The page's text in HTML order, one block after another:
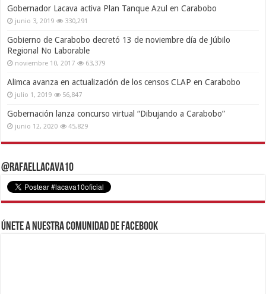
Gobernador Lacava activa Plan Tanque Azul en Carabobo
junio 3, 2019 330,291
Gobierno de Carabobo decretó 13 de noviembre día de Júbilo
Regional No Laborable
noviembre 10, 2017 63,379
Alimca avanza en actualización de los censos CLAP en Carabobo
julio 1, 2019 56,847
Gobernación lanza concurso virtual “Dibujando a Carabobo”
junio 12, 2020 45,829
@RafaelLacava10
Únete a nuestra comunidad de Facebook